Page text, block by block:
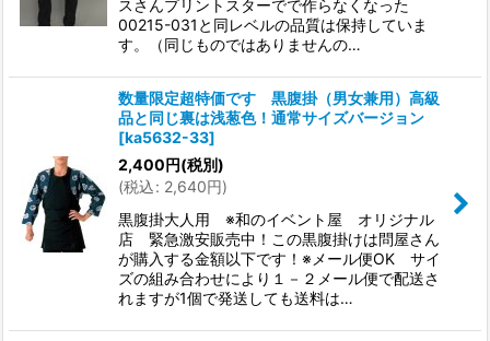
スさんプリントスターでで作らなくなった
00215-031と同レベルの品質は保持していま
す。（同じものではありませんの…
数量限定超特価です 黒腹掛（男女兼用）高級
品と同じ裏は浅葱色！通常サイズバージョン
[ka5632-33]
2,400円(税別)
(税込: 2,640円)
黒腹掛大人用 ※和のイベント屋 オリジナル
店 緊急激安販売中！この黒腹掛けは問屋さん
が購入する金額以下です！※メール便OK サイ
ズの組み合わせにより１－２メール便で配送さ
れますが1個で発送しても送料は…